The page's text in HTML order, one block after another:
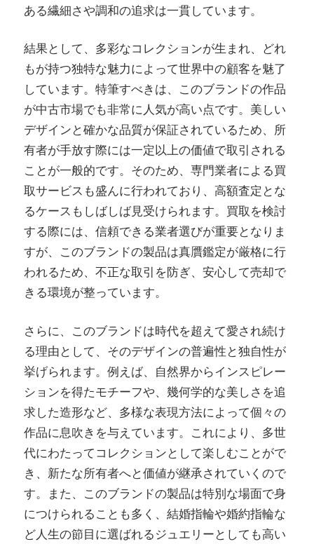
ある繊細さや調和の追求は一貫しています。
結果として、多彩なコレクションが生まれ、どれ
もが持つ独特な魅力によって世界中の顧客を魅了
しています。特筆すべきは、このブランドの作品
が中古市場でも非常に人気が高い点です。美しい
デザインと確かな品質が保証されているため、所
有者が手放す際には一定以上の価値で取引される
ことが一般的です。そのため、専門業者による買
取サービスも盛んに行われており、高額査定とな
るケースもしばしば見受けられます。買取を検討
する際には、信頼できる業者選びが重要となりま
すが、このブランドの製品は真贋鑑定が厳格に行
われるため、不正な取引を防ぎ、安心して売却で
きる環境が整っています。
さらに、このブランドは時代を超えて愛され続け
る理由として、そのデザインの普遍性と独自性が
挙げられます。例えば、自然界からインスピレー
ションを得たモチーフや、幾何学的な美しさを追
求した造形など、多様な表現方法によって個々の
作品に息吹きを与えています。これにより、多世
代にわたってコレクションとして楽しむことがで
き、新たな所有者へと価値が継承されていくので
す。また、このブランドの製品は特別な場面で身
につけられることも多く、結婚指輪や婚約指輪な
ど人生の節目に選ばれるジュエリーとしても高い